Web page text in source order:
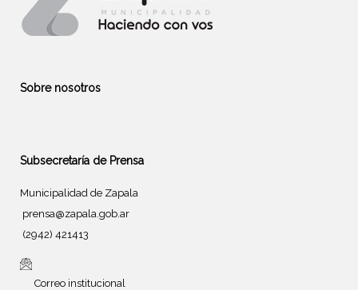
Sobre nosotros
Subsecretaría de Prensa
Municipalidad de Zapala
prensa@zapala.gob.ar
(2942) 421413
Correo institucional